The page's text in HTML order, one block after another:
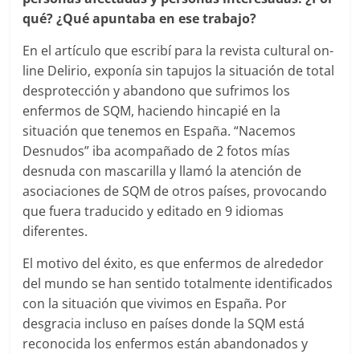
qué? ¿Qué apuntaba en ese trabajo?
En el artículo que escribí para la revista cultural on-
line Delirio, exponía sin tapujos la situación de total
desprotección y abandono que sufrimos los
enfermos de SQM, haciendo hincapié en la
situación que tenemos en España. “Nacemos
Desnudos” iba acompañado de 2 fotos mías
desnuda con mascarilla y llamó la atención de
asociaciones de SQM de otros países, provocando
que fuera traducido y editado en 9 idiomas
diferentes.
El motivo del éxito, es que enfermos de alrededor
del mundo se han sentido totalmente identificados
con la situación que vivimos en España. Por
desgracia incluso en países donde la SQM está
reconocida los enfermos están abandonados y